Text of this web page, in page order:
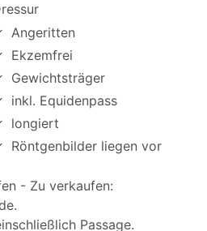
Angeritten
Ekzemfrei
Gewichtsträger
inkl. Equidenpass
longiert
Röntgenbilder liegen vor
- Zu verkaufen:
Passage.